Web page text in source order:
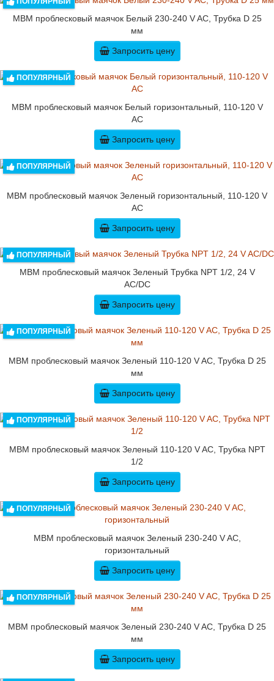
MBM проблесковый маячок Белый 230-240 V AC, Трубка D 25
мм
Запросить цену
ПОПУЛЯРНЫЙ
MBM проблесковый маячок Белый горизонтальный, 110-120 V
AC
Запросить цену
ПОПУЛЯРНЫЙ
MBM проблесковый маячок Зеленый горизонтальный, 110-120 V
AC
Запросить цену
ПОПУЛЯРНЫЙ
MBM проблесковый маячок Зеленый Трубка NPT 1/2, 24 V
AC/DC
Запросить цену
ПОПУЛЯРНЫЙ
MBM проблесковый маячок Зеленый 110-120 V AC, Трубка D 25
мм
Запросить цену
ПОПУЛЯРНЫЙ
MBM проблесковый маячок Зеленый 110-120 V AC, Трубка NPT
1/2
Запросить цену
ПОПУЛЯРНЫЙ
MBM проблесковый маячок Зеленый 230-240 V AC,
горизонтальный
Запросить цену
ПОПУЛЯРНЫЙ
MBM проблесковый маячок Зеленый 230-240 V AC, Трубка D 25
мм
Запросить цену